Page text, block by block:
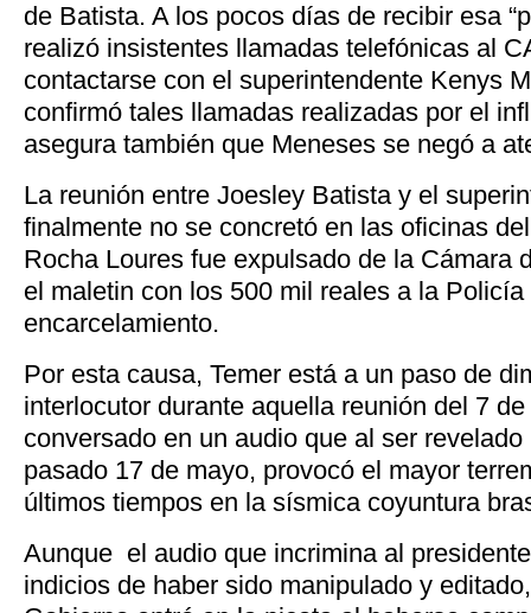
de Batista. A los pocos días de recibir esa
realizó insistentes llamadas telefónicas al
contactarse con el superintendente Kenys
confirmó tales llamadas realizadas por el
asegura también que Meneses se negó a
La reunión entre Joesley Batista y el
finalmente no se concretó en las oficinas
Rocha Loures fue expulsado de la Cámara
el maletin con los 500 mil reales a la
encarcelamiento.
Por esta causa, Temer está a un paso de
interlocutor durante aquella reunión del 7
conversado en un audio que al ser
pasado 17 de mayo, provocó el mayor
últimos tiempos en la sísmica coyuntura
Aunque el audio que incrimina al
indicios de haber sido manipulado y